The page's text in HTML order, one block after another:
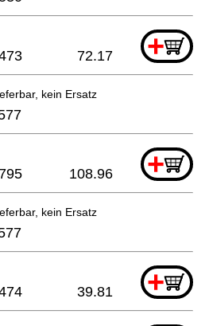
+
72.17
kein Ersatz
+
108.96
kein Ersatz
+
39.81